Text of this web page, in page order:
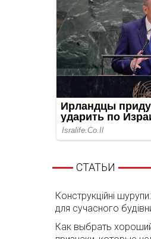
СТАТЬИ
Конструкційні
для сучасного
Как выбрать